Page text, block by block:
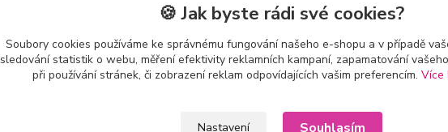
🍪 Jak byste rádi své cookies?
Soubory cookies používáme ke správnému fungování našeho e-shopu a v případě
sledování statistik o webu, měření efektivity reklamních kampaní, zapamatování
při používání stránek, či zobrazení reklam odpovídajících vašim preferencím. Více
Nastavení Souhlasím